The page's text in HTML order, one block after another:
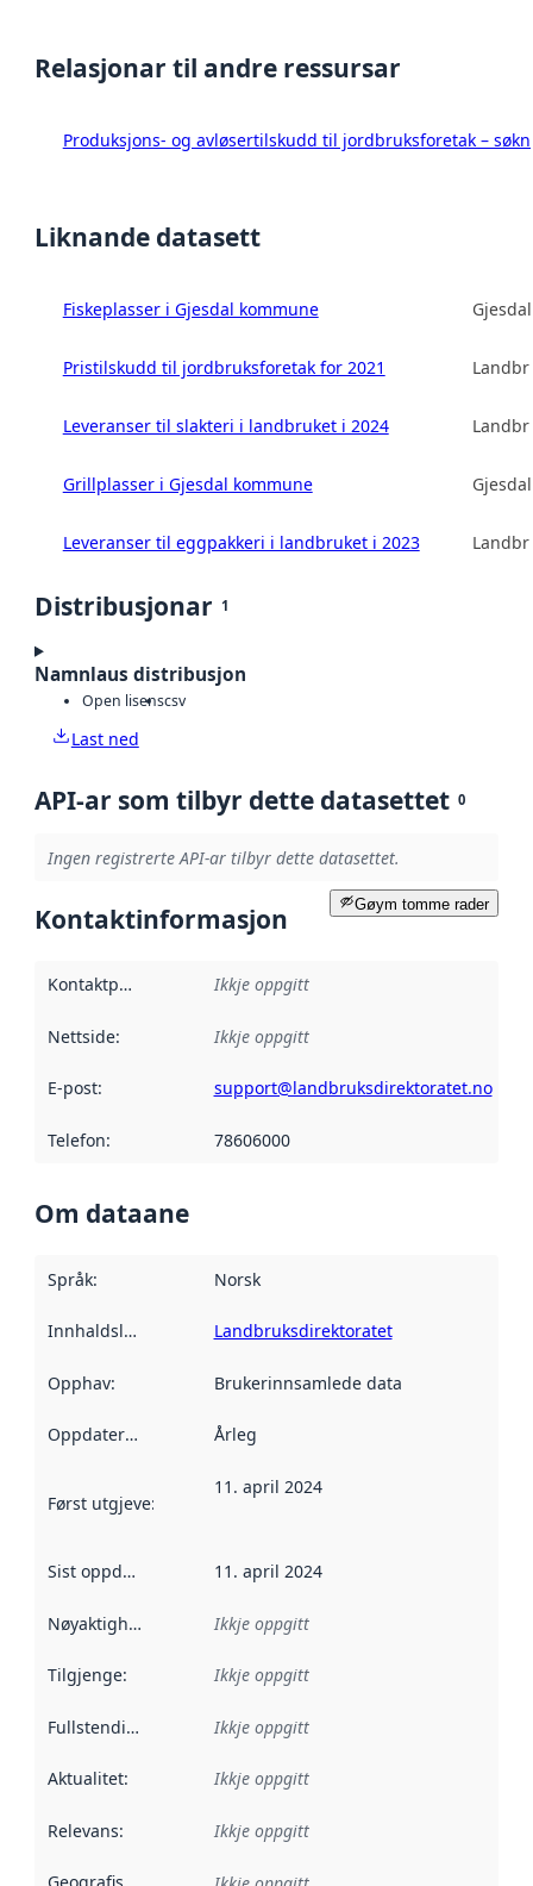
Relasjonar til andre ressursar
Produksjons- og avløsertilskudd til jordbruksforetak –
Liknande datasett
Fiskeplasser i Gjesdal kommune
Pristilskudd til jordbruksforetak for 2021
Leveranser til slakteri i landbruket i 2024
Grillplasser i Gjesdal kommune
Leveranser til eggpakkeri i landbruket i 2023
Distribusjonar 1
Namnlaus distribusjon
Open lisenscsv
Last ned
API-ar som tilbyr dette datasettet 0
Ingen registrerte API-ar tilbyr dette datasettet.
Gøym tomme rader
Kontaktinformasjon
Kontaktpunkt Ikkje oppgitt
Nettside: Ikkje oppgitt
E-post: support@landbruksdirektoratet.no
Telefon: 78606000
Om dataane
Språk: Norsk
Innhaldsleverandørar :
Landbruksdirektoratet
Opphav: Brukerinnsamlede data
Oppdateringsfrekvens :
Årleg
Først utgjeve: Denne datoen seier når dataa i dette
11. april 2024
Sist oppdatert 11. april 2024
Nøyaktigheit Ikkje oppgitt
Tilgjenge: Ikkje oppgitt
Fullstendigheit Ikkje oppgitt
Aktualitet: Ikkje oppgitt
Relevans: Ikkje oppgitt